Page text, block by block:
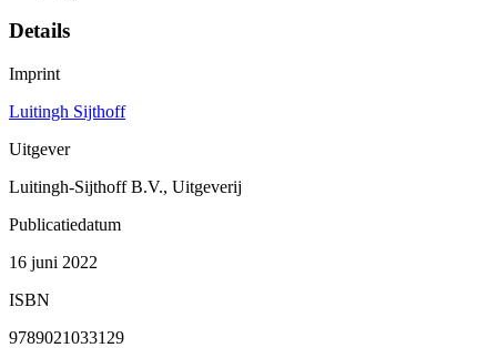
Details
Imprint
Luitingh Sijthoff
Uitgever
Luitingh-Sijthoff B.V., Uitgeverij
Publicatiedatum
16 juni 2022
ISBN
9789021033129